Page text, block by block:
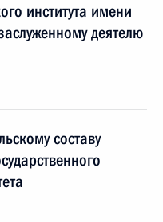
института имени
деятелю
составу